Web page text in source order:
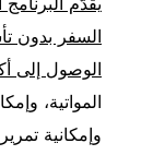
السفر بدون
الوصول إلى أكثر من
المواتية،
وإمكانية